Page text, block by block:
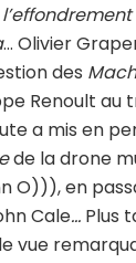
… Olivier
des
Renoult au
a mis en
de la drone
O))), en
Cale… Plus
vue